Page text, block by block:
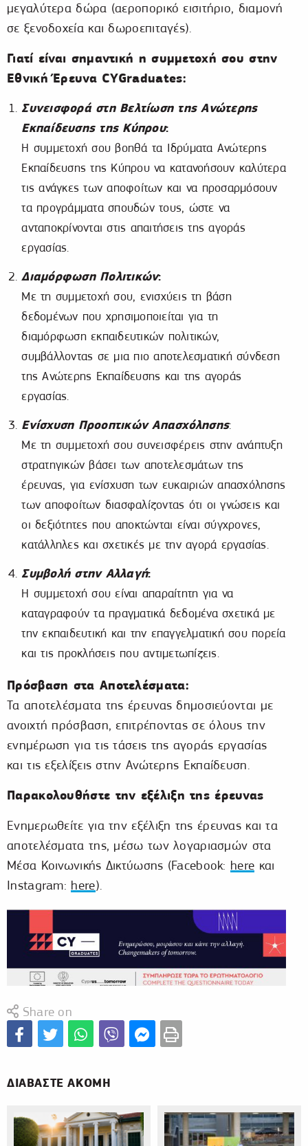
μεγαλύτερα δώρα (αεροπορικό εισιτήριο, διαμονή
σε ξενοδοχεία και δωροεπιταγές).
Γιατί είναι σημαντική η συμμετοχή σου στην
Εθνική Έρευνα CYGraduates:
Συνεισφορά στη Βελτίωση της Ανώτερης
Εκπαίδευσης της Κύπρου:
Η συμμετοχή σου βοηθά τα Ιδρύματα Ανώτερης
Εκπαίδευσης της Κύπρου να κατανοήσουν καλύτερα
τις ανάγκες των αποφοίτων και να προσαρμόσουν
τα προγράμματα σπουδών τους, ώστε να
ανταποκρίνονται στις απαιτήσεις της αγοράς
εργασίας.
Διαμόρφωση Πολιτικών:
Με τη συμμετοχή σου, ενισχύεις τη βάση
δεδομένων που χρησιμοποιείται για τη
διαμόρφωση εκπαιδευτικών πολιτικών,
συμβάλλοντας σε μια πιο αποτελεσματική σύνδεση
της Ανώτερης Εκπαίδευσης και της αγοράς
εργασίας.
Ενίσχυση Προοπτικών Απασχόλησης:
Με τη συμμετοχή σου συνεισφέρεις στην ανάπτυξη
στρατηγικών βάσει των αποτελεσμάτων της
έρευνας, για ενίσχυση των ευκαιριών απασχόλησης
των αποφοίτων διασφαλίζοντας ότι οι γνώσεις και
οι δεξιότητες που αποκτώνται είναι σύγχρονες,
κατάλληλες και σχετικές με την αγορά εργασίας.
Συμβολή στην Αλλαγή:
Η συμμετοχή σου είναι απαραίτητη για να
καταγραφούν τα πραγματικά δεδομένα σχετικά με
την εκπαιδευτική και την επαγγελματική σου πορεία
και τις προκλήσεις που αντιμετωπίζεις.
Πρόσβαση στα Αποτελέσματα:
Τα αποτελέσματα της έρευνας δημοσιεύονται με
ανοιχτή πρόσβαση, επιτρέποντας σε όλους την
ενημέρωση για τις τάσεις της αγοράς εργασίας
και τις εξελίξεις στην Ανώτερης Εκπαίδευση.
Παρακολουθήστε την εξέλιξη της έρευνας
Ενημερωθείτε για την εξέλιξη της έρευνας και τα
αποτελέσματα της, μέσω των λογαριασμών στα
Μέσα Κοινωνικής Δικτύωσης (Facebook: here και
Instagram: here).
Share on
ΔΙΑΒΑΣΤΕ ΑΚΟΜΗ